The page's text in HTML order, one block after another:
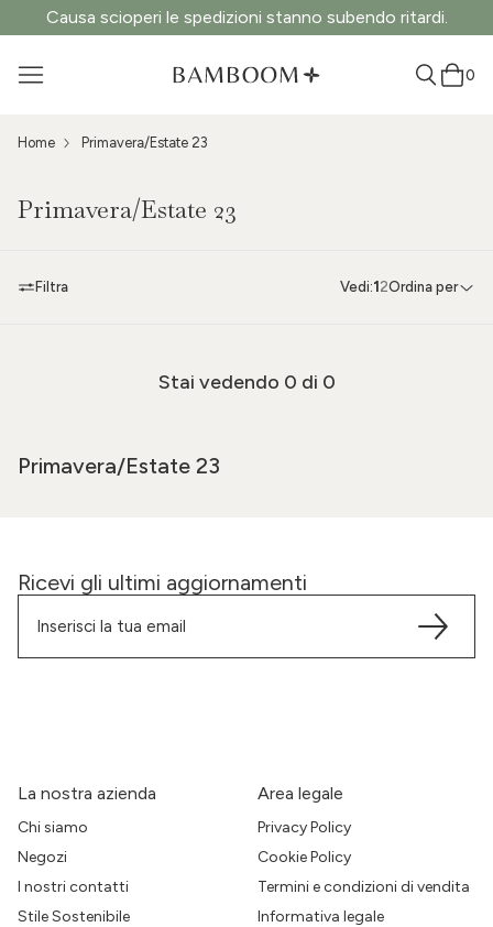
Causa scioperi le spedizioni stanno subendo ritardi.
0
Home Primavera/Estate 23
Primavera/Estate 23
Filtra Vedi:1 2Ordina per
Stai vedendo 0 di 0
Primavera/Estate 23
Ricevi gli ultimi aggiornamenti
La nostra azienda
Chi siamo
Negozi
I nostri contatti
Stile Sostenibile
Area legale
Privacy Policy
Cookie Policy
Termini e condizioni di vendita
Informativa legale